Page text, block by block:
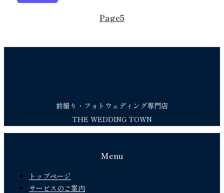
Page5
前撮り・フォトウェディング専門店
THE WEDDING TOWN
Menu
トップページ
サービスのご案内